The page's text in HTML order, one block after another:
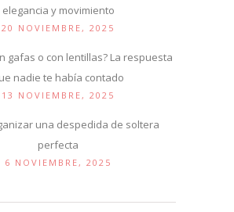
elegancia y movimiento
20 NOVIEMBRE, 2025
gafas o con lentillas? La respuesta
nadie te había contado
13 NOVIEMBRE, 2025
una despedida de soltera
perfecta
6 NOVIEMBRE, 2025